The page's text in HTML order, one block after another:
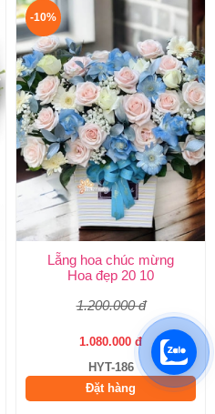
-10%
Lẵng hoa chúc mừng
Hoa đẹp 20 10
1.200.000 đ
1.080.000 đ
HYT-186
Đặt hàng